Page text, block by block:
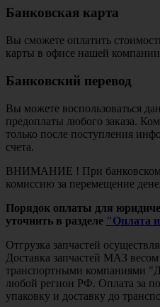
Банковская карта
Вы сможете оплатить
карты в офисе нашей
Банковский перевод
Вы можете воспользоваться
предоплаты любого заказа.
только после поступления
счета.
ВНИМАНИЕ ! При банковском
комиссию за перемещение
Порядок оплаты для
уточнить в разделе "Оплата
Отгрузка запчастей
Доставка запчастей МАЗ весом
транспортными компаниями
любой регион РФ. Оплата за
упаковку и доставку до